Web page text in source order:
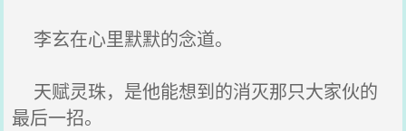
李玄在心里默默的念道。
天赋灵珠，是他能想到的消灭那只大家伙的
最后一招。